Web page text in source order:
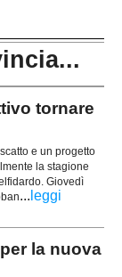
tornare
e un progetto
la stagione
Giovedì
... leggi
la nuova